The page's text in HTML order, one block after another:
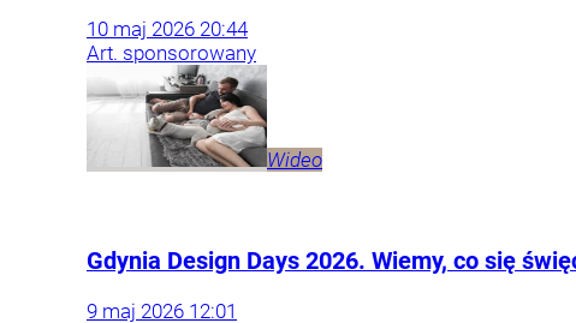
10 maj 2026 20:44
Art. sponsorowany
Wideo
Gdynia Design Days 2026. Wiemy, co się
9 maj 2026 12:01